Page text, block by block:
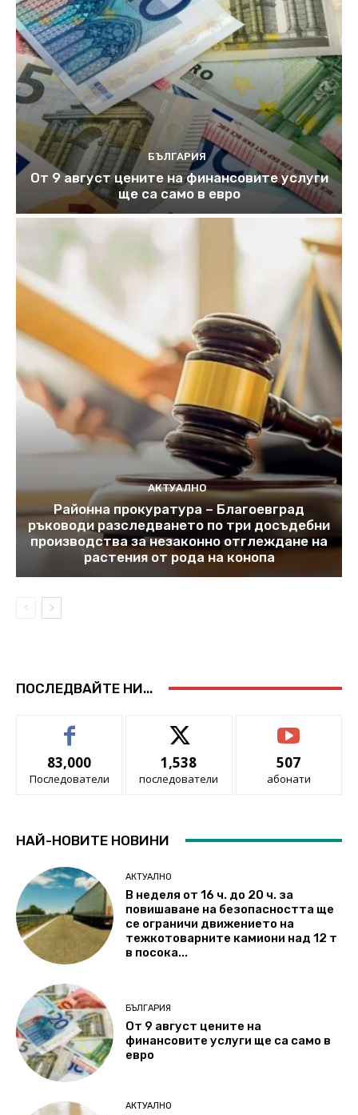
БЪЛГАРИЯ
От 9 август цените на финансовите услуги
ще са само в евро
АКТУАЛНО
Районна прокуратура – Благоевград
ръководи разследването по три досъдебни
производства за незаконно отглеждане на
растения от рода на конопа
ПОСЛЕДВАЙТЕ НИ...
83,000
Последователи
1,538
последователи
507
абонати
НАЙ-НОВИТЕ НОВИНИ
АКТУАЛНО
В неделя от 16 ч. до 20 ч. за
повишаване на безопасността ще
се ограничи движението на
тежкотоварните камиони над 12 т
в посока...
БЪЛГАРИЯ
От 9 август цените на
финансовите услуги ще са само в
евро
АКТУАЛНО